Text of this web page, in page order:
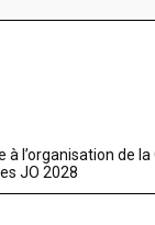
à l’organisation de la
JO 2028